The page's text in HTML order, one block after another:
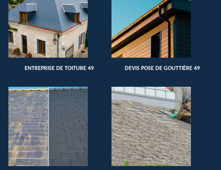
ENTREPRISE DE TOITURE 49 DEVIS POSE DE GOUTTIÈRE 49